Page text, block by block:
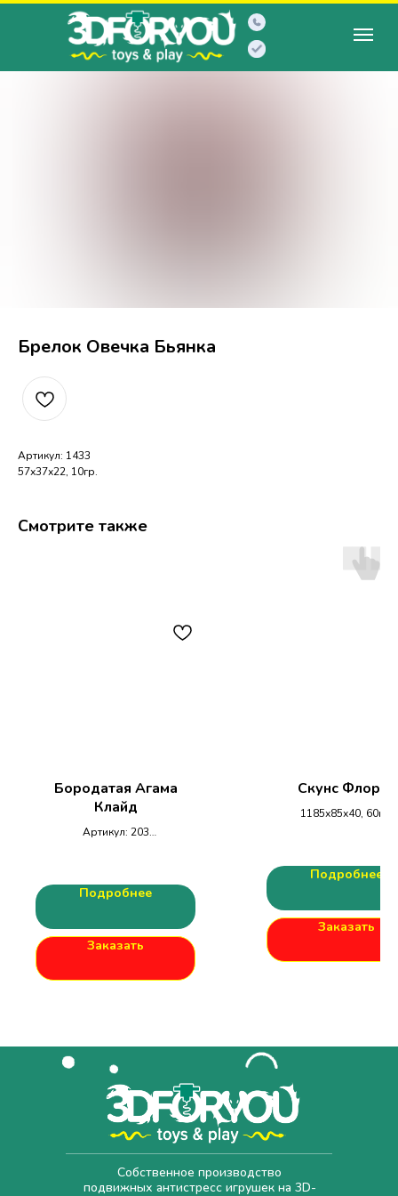
Брелок Овечка Бьянка
Артикул: 1433
57х37х22, 10гр.
Смотрите также
Бородатая Агама
Клайд
Артикул: 203
Подробнее
Заказать
Cкунс Флорет
1185х85х40, 60гр.
Подробнее
Заказать
Собственное производство
подвижных антистресс игрушек на 3D-